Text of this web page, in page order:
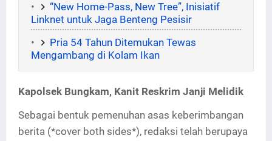
“New Home-Pass, New Tree”, Inisiatif
Linknet untuk Jaga Benteng Pesisir
Pria 54 Tahun Ditemukan Tewas
Mengambang di Kolam Ikan
Kapolsek Bungkam, Kanit Reskrim Janji Melidik
Sebagai bentuk pemenuhan asas keberimbangan
berita (*cover both sides*), redaksi telah berupaya